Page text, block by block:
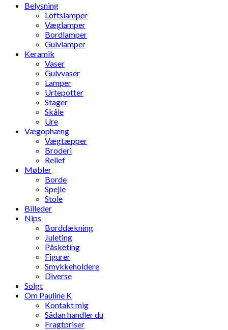
Belysning
Loftslamper
Væglamper
Bordlamper
Gulvlamper
Keramik
Vaser
Gulvvaser
Lamper
Urtepotter
Stager
Skåle
Ure
Vægophæng
Vægtæpper
Broderi
Relief
Møbler
Borde
Spejle
Stole
Billeder
Nips
Borddækning
Juleting
Påsketing
Figurer
Smykkeholdere
Diverse
Solgt
Om Pauline K
Kontakt mig
Sådan handler du
Fragtpriser